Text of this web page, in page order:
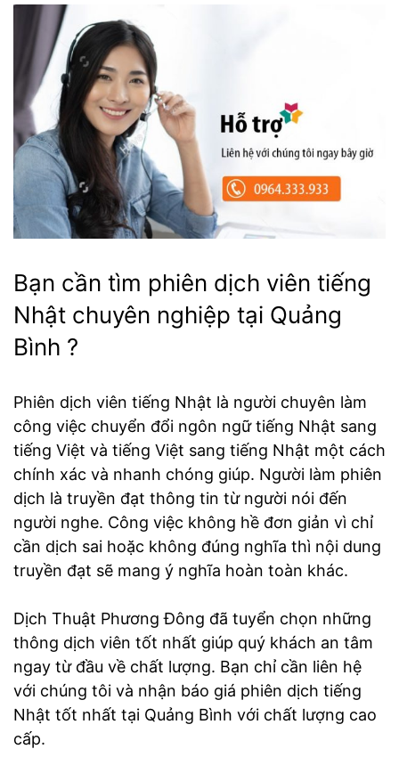
Bạn cần tìm phiên dịch viên tiếng
Nhật chuyên nghiệp tại Quảng
Bình ?
Phiên dịch viên tiếng Nhật là người chuyên làm
công việc chuyển đổi ngôn ngữ tiếng Nhật sang
tiếng Việt và tiếng Việt sang tiếng Nhật một cách
chính xác và nhanh chóng giúp. Người làm phiên
dịch là truyền đạt thông tin từ người nói đến
người nghe. Công việc không hề đơn giản vì chỉ
cần dịch sai hoặc không đúng nghĩa thì nội dung
truyền đạt sẽ mang ý nghĩa hoàn toàn khác.
Dịch Thuật Phương Đông đã tuyển chọn những
thông dịch viên tốt nhất giúp quý khách an tâm
ngay từ đầu về chất lượng. Bạn chỉ cần liên hệ
với chúng tôi và nhận báo giá phiên dịch tiếng
Nhật tốt nhất tại Quảng Bình với chất lượng cao
cấp.